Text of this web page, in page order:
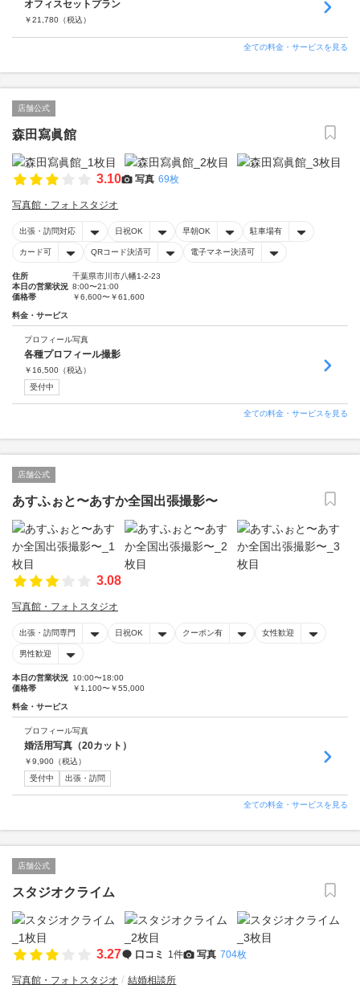
オフィスセットプラン
￥21,780 （税込）
全ての料金・サービスを見る
店舗公式
森田寫眞館
3.10 写真 69枚
写真館・フォトスタジオ
出張・訪問対応 日祝OK 早朝OK 駐車場有
カード可 QRコード決済可 電子マネー決済可
住所
千葉県市川市八幡1-2-23
本日の営業状況 8:00〜21:00
価格帯
￥6,600〜￥61,600
料金・サービス
プロフィール写真
各種プロフィール撮影
￥ 16,500 （税込）
受付中
全ての料金・サービスを見る
店舗公式
あすふぉと〜あすか全国出張撮影〜
3.08
写真館・フォトスタジオ
出張・訪問専門 日祝OK クーポン有 女性歓迎
男性歓迎
本日の営業状況 10:00〜18:00
価格帯
￥1,100〜￥55,000
料金・サービス
プロフィール写真
婚活用写真（20カット）
￥9,900 （税込）
受付中
出張・訪問
全ての料金・サービスを見る
店舗公式
スタジオクライム
3.27 口コミ 1件 写真 704枚
写真館・フォトスタジオ 結婚相談所